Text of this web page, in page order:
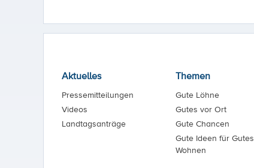
Aktuelles
Pressemitteilungen
Videos
Landtagsanträge
Themen
Gute Löhne
Gutes vor Ort
Gute Chancen
Gute Ideen für Gutes
Wohnen